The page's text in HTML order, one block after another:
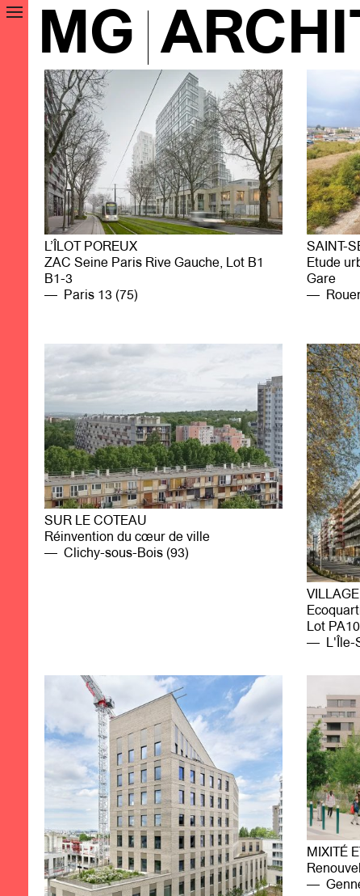
MG A
L’ÎLOT POREUX
ZAC Seine Paris Rive Gauche, Lot B1
B1-3
Paris 13 (75)
SAINT-
Etude
Gare
SUR LE COTEAU
Réinvention du cœur de ville
Clichy-sous-Bois (93)
Lot PA10
L'Île-
MIXITÉ